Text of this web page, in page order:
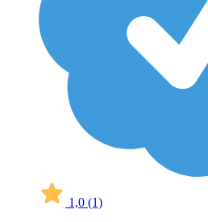
1,0 (1)